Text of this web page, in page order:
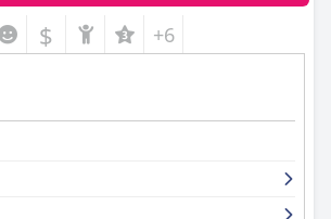
$ +6